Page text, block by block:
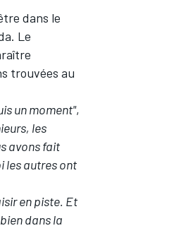
dans le
Le
trouvées au
un moment",
les
avons fait
les autres ont
en piste. Et
dans la